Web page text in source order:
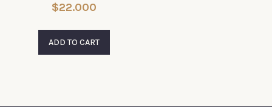
$22.000
ADD TO CART